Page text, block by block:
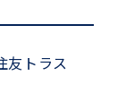
友トラス